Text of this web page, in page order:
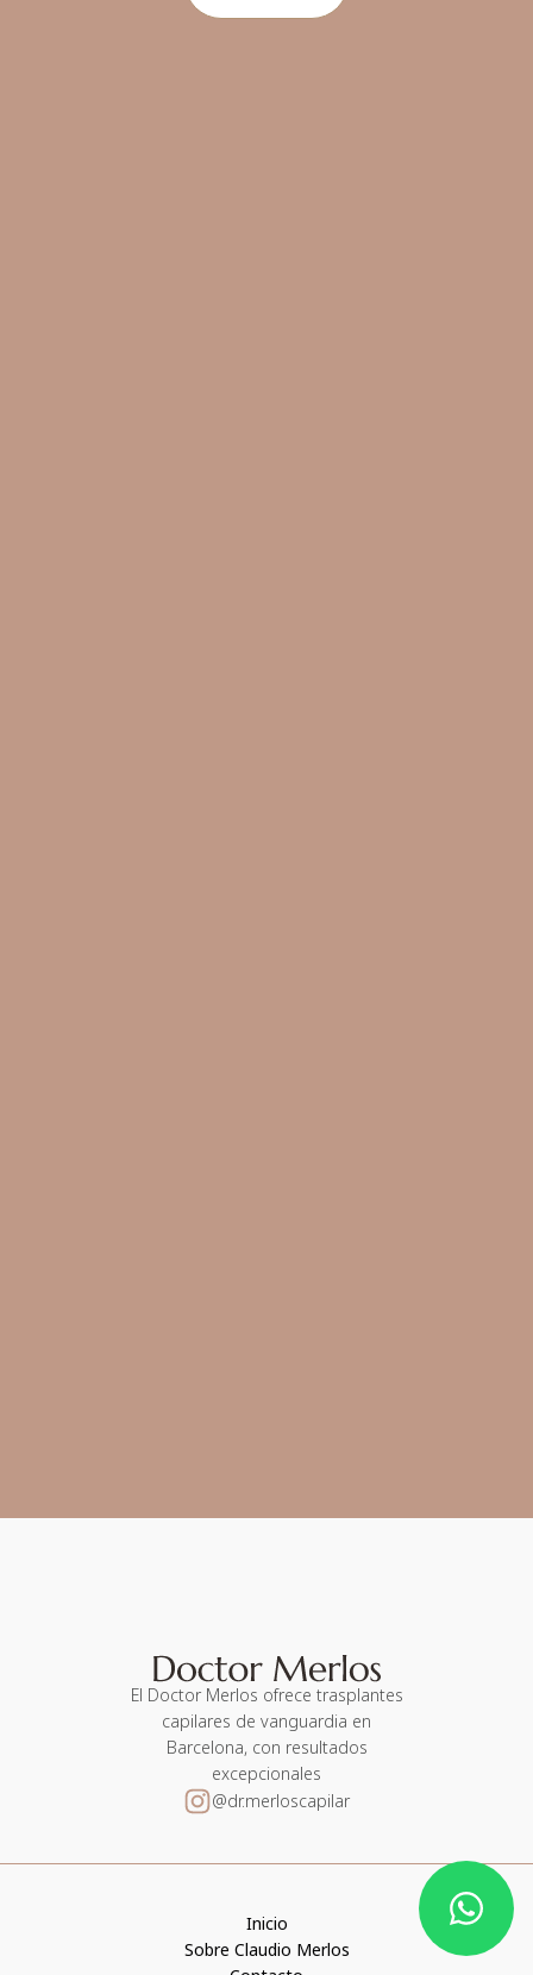
El Doctor Merlos ofrece trasplantes
capilares de vanguardia en
Barcelona, con resultados
excepcionales
@dr.merloscapilar
Inicio
Sobre Claudio Merlos